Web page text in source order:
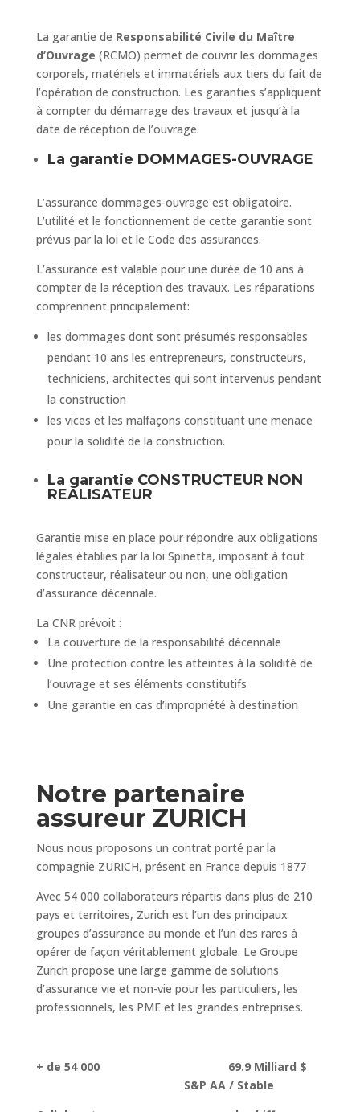
La garantie de Responsabilité Civile du Maître
d’Ouvrage (RCMO) permet de couvrir les dommages
corporels, matériels et immatériels aux tiers du fait de
l’opération de construction. Les garanties s’appliquent
à compter du démarrage des travaux et jusqu’à la
date de réception de l’ouvrage.
La garantie DOMMAGES-OUVRAGE
L’assurance dommages-ouvrage est obligatoire.
L’utilité et le fonctionnement de cette garantie sont
prévus par la loi et le Code des assurances.
L’assurance est valable pour une durée de 10 ans à
compter de la réception des travaux. Les réparations
comprennent principalement:
les dommages dont sont présumés responsables
pendant 10 ans les entrepreneurs, constructeurs,
techniciens, architectes qui sont intervenus pendant
la construction
les vices et les malfaçons constituant une menace
pour la solidité de la construction.
La garantie CONSTRUCTEUR NON
REALISATEUR
Garantie mise en place pour répondre aux obligations
légales établies par la loi Spinetta, imposant à tout
constructeur, réalisateur ou non, une obligation
d’assurance décennale.
La CNR prévoit :
La couverture de la responsabilité décennale
Une protection contre les atteintes à la solidité de
l’ouvrage et ses éléments constitutifs
Une garantie en cas d’impropriété à destination
Notre partenaire
assureur ZURICH
Nous nous proposons un contrat porté par la
compagnie ZURICH, présent en France depuis 1877
Avec 54 000 collaborateurs répartis dans plus de 210
pays et territoires, Zurich est l’un des principaux
groupes d’assurance au monde et l’un des rares à
opérer de façon véritablement globale. Le Groupe
Zurich propose une large gamme de solutions
d’assurance vie et non-vie pour les particuliers, les
professionnels, les PME et les grandes entreprises.
+ de 54 000 69.9 Milliard $
S&P AA / Stable